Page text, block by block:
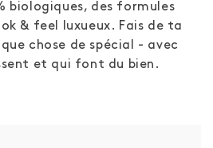
biologiques, des formules
& feel luxueux. Fais de ta
chose de spécial - avec
et qui font du bien.